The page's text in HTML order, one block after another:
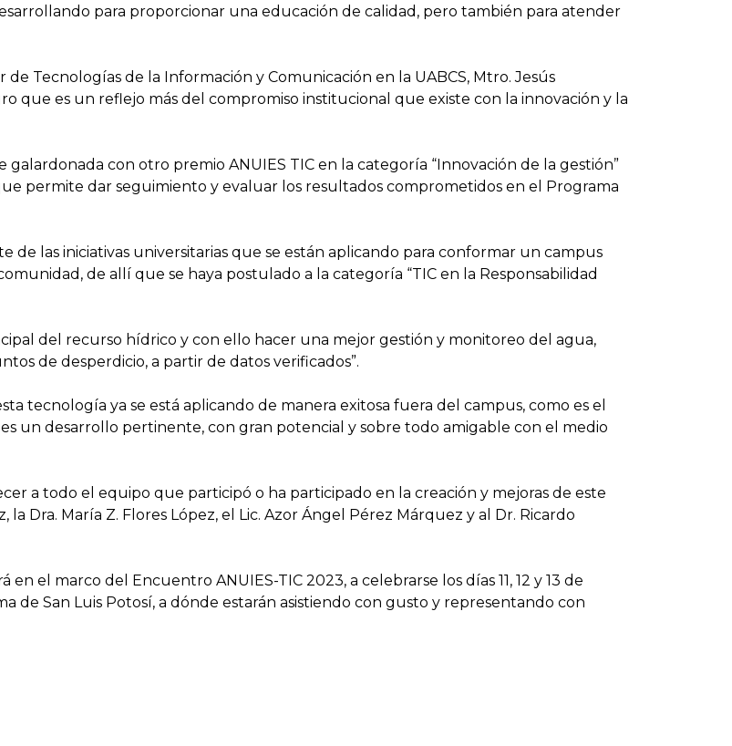
para proporcionar una educación de calidad, pero también para atender
Tecnologías de la Información y Comunicación en la UABCS, Mtro. Jesús
que es un reflejo más del compromiso institucional que existe con la innovación y la
con otro premio ANUIES TIC en la categoría “Innovación de la gestión”
permite dar seguimiento y evaluar los resultados comprometidos en el Programa
de las iniciativas universitarias que se están aplicando para conformar un campus
de allí que se haya postulado a la categoría “TIC en la Responsabilidad
del recurso hídrico y con ello hacer una mejor gestión y monitoreo del agua,
de desperdicio, a partir de datos verificados”.
tecnología ya se está aplicando de manera exitosa fuera del campus, como es el
un desarrollo pertinente, con gran potencial y sobre todo amigable con el medio
a todo el equipo que participó o ha participado en la creación y mejoras de este
Dra. María Z. Flores López, el Lic. Azor Ángel Pérez Márquez y al Dr. Ricardo
el marco del Encuentro ANUIES-TIC 2023, a celebrarse los días 11, 12 y 13 de
San Luis Potosí, a dónde estarán asistiendo con gusto y representando con